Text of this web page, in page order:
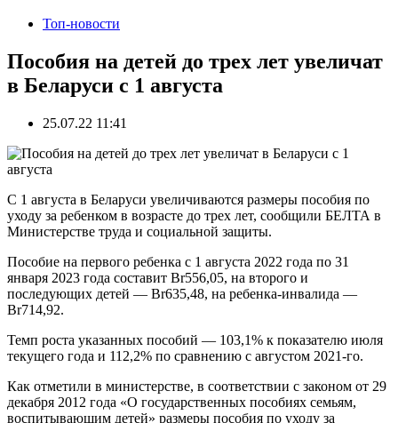
Топ-новости
Пособия на детей до трех лет увеличат
в Беларуси с 1 августа
25.07.22 11:41
С 1 августа в Беларуси увеличиваются размеры пособия по
уходу за ребенком в возрасте до трех лет, сообщили БЕЛТА в
Министерстве труда и социальной защиты.
Пособие на первого ребенка с 1 августа 2022 года по 31
января 2023 года составит Br556,05, на второго и
последующих детей — Br635,48, на ребенка-инвалида —
Br714,92.
Темп роста указанных пособий — 103,1% к показателю июля
текущего года и 112,2% по сравнению с августом 2021-го.
Как отметили в министерстве, в соответствии с законом от 29
декабря 2012 года «О государственных пособиях семьям,
воспитывающим детей» размеры пособия по уходу за